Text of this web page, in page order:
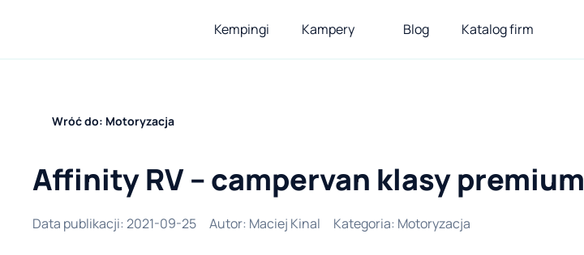
Kempingi Kampery Blog Katalog firm
Wróć do: Motoryzacja
Affinity RV – campervan klasy premium
Data publikacji: 2021-09-25 Autor: Maciej Kinal Kategoria: Motoryzacja